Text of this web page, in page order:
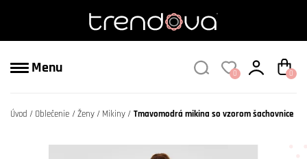
Menu 0 0
Úvod Oblečenie Ženy Mikiny Tmavomodrá mikina so vzorom šachovnice